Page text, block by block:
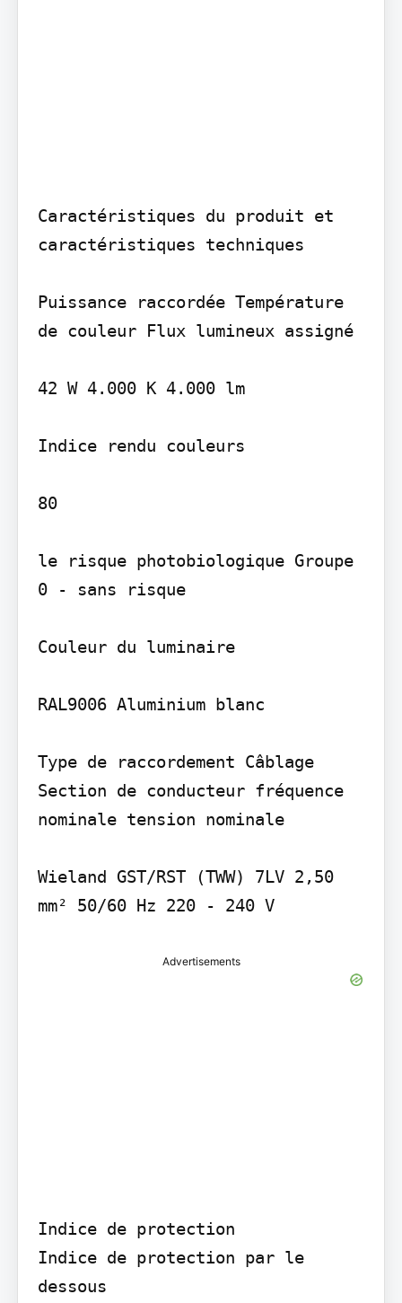
Caractéristiques du produit et
caractéristiques techniques
Puissance raccordée Température
de couleur Flux lumineux assigné
42 W 4.000 K 4.000 lm
Indice rendu couleurs
80
le risque photobiologique Groupe
0 - sans risque
Couleur du luminaire
RAL9006 Aluminium blanc
Type de raccordement Câblage
Section de conducteur fréquence
nominale tension nominale
Wieland GST/RST (TWW) 7LV 2,50
mm² 50/60 Hz 220 - 240 V
Advertisements
Indice de protection
Indice de protection par le
dessous